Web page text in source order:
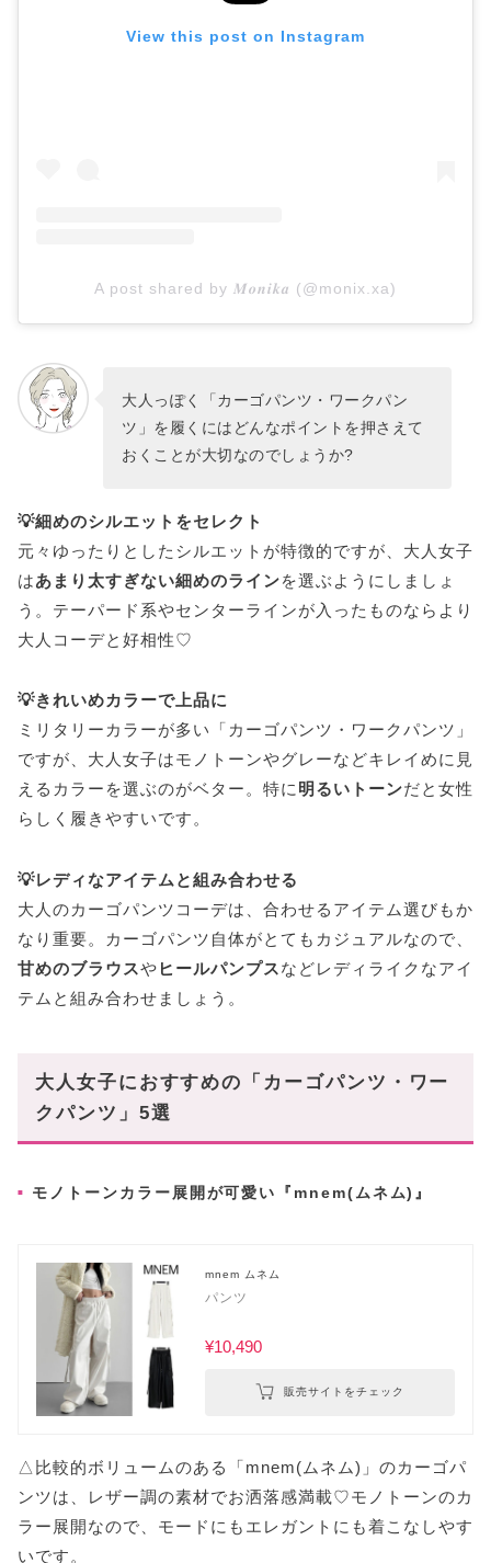
View this post on Instagram
A post shared by 𝑴𝒐𝒏𝒊𝒌𝒂 (@monix.xa)
大人っぽく「カーゴパンツ・ワークパン
ツ」を履くにはどんなポイントを押さえて
おくことが大切なのでしょうか?
💡細めのシルエットをセレクト
元々ゆったりとしたシルエットが特徴的ですが、大人女子
はあまり太すぎない細めのラインを選ぶようにしましょ
う。テーパード系やセンターラインが入ったものならより
大人コーデと好相性♡
💡きれいめカラーで上品に
ミリタリーカラーが多い「カーゴパンツ・ワークパンツ」
ですが、大人女子はモノトーンやグレーなどキレイめに見
えるカラーを選ぶのがベター。特に明るいトーンだと女性
らしく履きやすいです。
💡レディなアイテムと組み合わせる
大人のカーゴパンツコーデは、合わせるアイテム選びもか
なり重要。カーゴパンツ自体がとてもカジュアルなので、
甘めのブラウスや ヒールパンプスなどレディライクなアイ
テムと組み合わせましょう。
大人女子におすすめの「カーゴパンツ・ワー
クパンツ」5選
モノトーンカラー展開が可愛い『mnem(ムネム)』
mnem ムネム
パンツ
¥10,490
販売サイトをチェック
△比較的ボリュームのある「mnem(ムネム)」のカーゴパ
ンツは、レザー調の素材でお洒落感満載♡モノトーンのカ
ラー展開なので、モードにもエレガントにも着こなしやす
いです。